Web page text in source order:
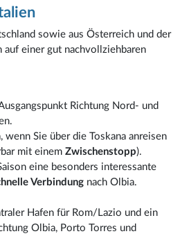
sowie aus Österreich und der
auf einer gut nachvollziehbaren
Richtung Nord- und
wenn Sie über die Toskana anreisen
mit einemZwischenstopp).
eine besonders interessante
Verbindung nach Olbia.
Hafen für Rom/Lazio und ein
Olbia, Porto Torres und